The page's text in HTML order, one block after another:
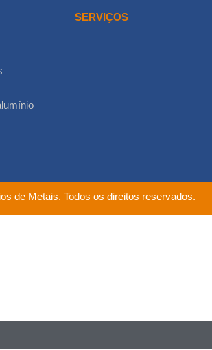
SERVIÇOS
de Metais. Todos os direitos reservados.